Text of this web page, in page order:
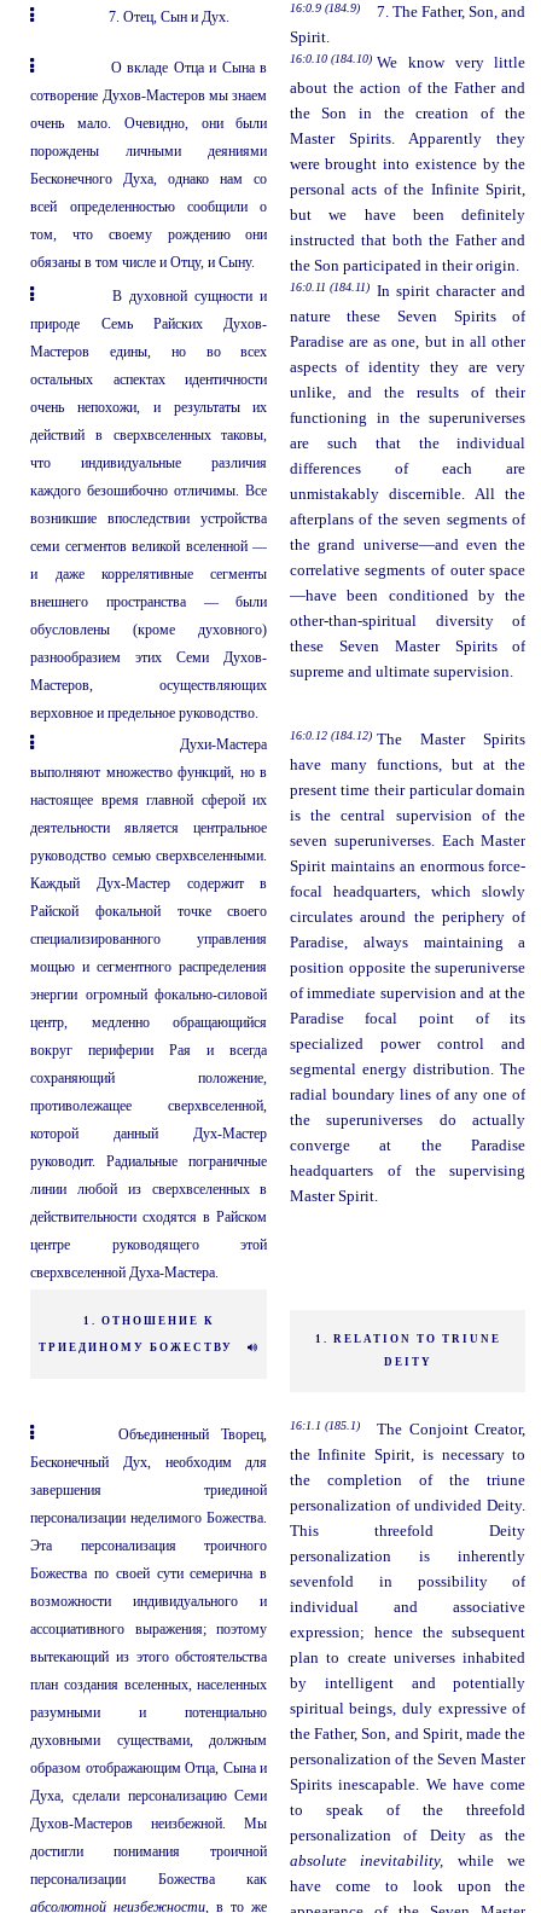
7. Отец, Сын и Дух.
16:0.9 (184.9)
7. The Father, Son, and
Spirit.
О вкладе Отца и Сына в
сотворение Духов-Мастеров мы знаем
очень мало. Очевидно, они были
порождены личными деяниями
Бесконечного Духа, однако нам со
всей определенностью сообщили о
том, что своему рождению они
обязаны в том числе и Отцу, и Сыну.
16:0.10 (184.10) We know very little
about the action of the Father and
the Son in the creation of the
Master Spirits. Apparently they
were brought into existence by the
personal acts of the Infinite Spirit,
but we have been definitely
instructed that both the Father and
the Son participated in their origin.
В духовной сущности и
природе Семь Райских Духов-
Мастеров едины, но во всех
остальных аспектах идентичности
очень непохожи, и результаты их
действий в сверхвселенных таковы,
что индивидуальные различия
каждого безошибочно отличимы. Все
возникшие впоследствии устройства
семи сегментов великой вселенной —
и даже коррелятивные сегменты
внешнего пространства — были
обусловлены (кроме духовного)
разнообразием этих Семи Духов-
Мастеров, осуществляющих
верховное и предельное руководство.
16:0.11 (184.11) In spirit character and
nature these Seven Spirits of
Paradise are as one, but in all other
aspects of identity they are very
unlike, and the results of their
functioning in the superuniverses
are such that the individual
differences of each are
unmistakably discernible. All the
afterplans of the seven segments of
the grand universe—and even the
correlative segments of outer space
—have been conditioned by the
other-than-spiritual diversity of
these Seven Master Spirits of
supreme and ultimate supervision.
Духи-Мастера
выполняют множество функций, но в
настоящее время главной сферой их
деятельности является центральное
руководство семью сверхвселенными.
Каждый Дух-Мастер содержит в
Райской фокальной точке своего
специализированного управления
мощью и сегментного распределения
энергии огромный фокально-силовой
центр, медленно обращающийся
вокруг периферии Рая и всегда
сохраняющий положение,
противолежащее сверхвселенной,
которой данный Дух-Мастер
руководит. Радиальные пограничные
линии любой из сверхвселенных в
действительности сходятся в Райском
центре руководящего этой
сверхвселенной Духа-Мастера.
16:0.12 (184.12) The Master Spirits
have many functions, but at the
present time their particular domain
is the central supervision of the
seven superuniverses. Each Master
Spirit maintains an enormous force-
focal headquarters, which slowly
circulates around the periphery of
Paradise, always maintaining a
position opposite the superuniverse
of immediate supervision and at the
Paradise focal point of its
specialized power control and
segmental energy distribution. The
radial boundary lines of any one of
the superuniverses do actually
converge at the Paradise
headquarters of the supervising
Master Spirit.
1. ОТНОШЕНИЕ К
ТРИЕДИНОМУ БОЖЕСТВУ
1. RELATION TO TRIUNE
DEITY
Объединенный Творец,
Бесконечный Дух, необходим для
завершения триединой
персонализации неделимого Божества.
Эта персонализация троичного
Божества по своей сути семерична в
возможности индивидуального и
ассоциативного выражения; поэтому
вытекающий из этого обстоятельства
план создания вселенных, населенных
разумными и потенциально
духовными существами, должным
образом отображающим Отца, Сына и
Духа, сделали персонализацию Семи
Духов-Мастеров неизбежной. Мы
достигли понимания троичной
персонализации Божества как
абсолютной неизбежности, в то же
16:1.1 (185.1)
The Conjoint Creator,
the Infinite Spirit, is necessary to
the completion of the triune
personalization of undivided Deity.
This threefold Deity
personalization is inherently
sevenfold in possibility of
individual and associative
expression; hence the subsequent
plan to create universes inhabited
by intelligent and potentially
spiritual beings, duly expressive of
the Father, Son, and Spirit, made the
personalization of the Seven Master
Spirits inescapable. We have come
to speak of the threefold
personalization of Deity as the
absolute inevitability, while we
have come to look upon the